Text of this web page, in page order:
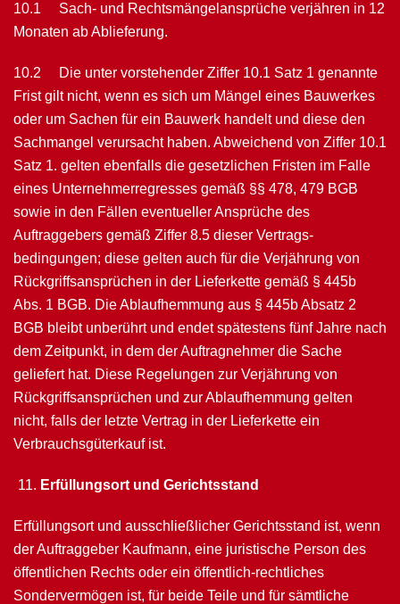
10.1 Sach- und Rechtsmängelansprüche verjähren in 12
Mo­naten ab Ablieferung.
10.2 Die unter vor­stehender Ziffer 10.1 Satz 1 genannte
Frist gilt nicht, wenn es sich um Mängel eines Bauwerkes
oder um Sachen für ein Bauwerk handelt und diese den
Sachmangel verursacht haben. Abweichend von Ziffer 10.1
Satz 1. gelten ebenfalls die gesetzlichen Fristen im Falle
eines Unternehmerregresses gemäß §§ 478, 479 BGB
sowie in den Fällen eventueller Ansprüche des
Auftraggebers gemäß Ziffer 8.5 dieser Vertrags­
bedingungen; diese gelten auch für die Verjährung von
Rückgriffsan­sprüchen in der Lieferkette gemäß § 445b
Abs. 1 BGB. Die Ablaufhemmung aus § 445b Absatz 2
BGB bleibt unberührt und endet spätestens fünf Jahre nach
dem Zeitpunkt, in dem der Auftragnehmer die Sache
geliefert hat. Diese Regelungen zur Verjährung von
Rückgriffsansprüchen und zur Ablaufhemmung gelten
nicht, falls der letzte Vertrag in der Lieferkette ein
Verbrauchsgüterkauf ist.
Erfüllungsort und Gerichtsstand
Erfüllungsort und ausschließlicher Gerichtsstand ist, wenn
der Auftraggeber Kauf­mann, eine juristische Person des
öffentlichen Rechts oder ein öffentlich-rechtliches
Sondervermögen ist, für beide Teile und für sämtliche